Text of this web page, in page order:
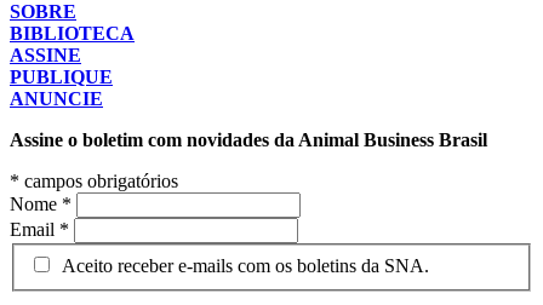
SOBRE
BIBLIOTECA
ASSINE
PUBLIQUE
ANUNCIE
Assine o boletim com novidades da Animal Business Brasil
* campos obrigatórios
Nome *
Email *
Aceito receber e-mails com os boletins da SNA.